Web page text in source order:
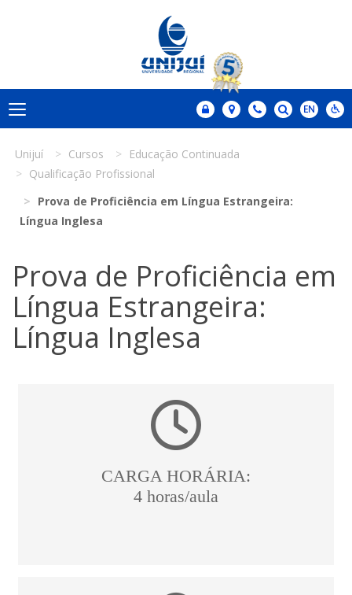
Unijuí Cursos
Educação Continuada
Qualificação Profissional
Prova de Proficiência em Língua Estrangeira:
Língua Inglesa
Prova de Proficiência em
Língua Estrangeira:
Língua Inglesa